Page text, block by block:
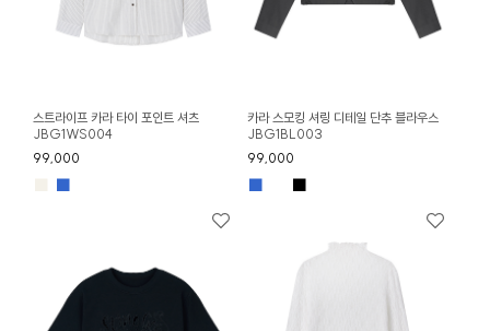
스트라이프 카라 타이 포인트 셔츠
JBG1WS004
99,000
■
카라 스모킹 셔링 디테일 단추 블라우스
JBG1BL003
99,000
■ ■